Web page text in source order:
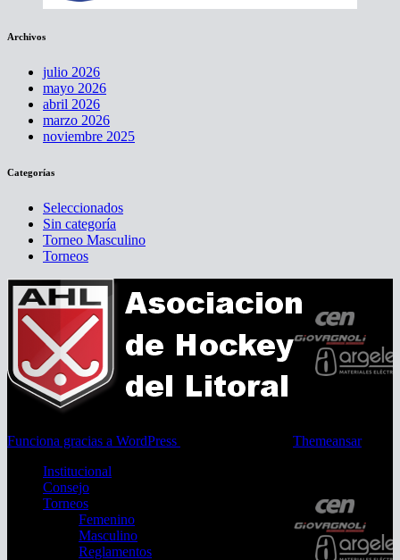
Archivos
julio 2026
mayo 2026
abril 2026
marzo 2026
noviembre 2025
Categorías
Seleccionados
Sin categoría
Torneo Masculino
Torneos
Funciona gracias a WordPress
Themeansar
Institucional
Consejo
Torneos
Femenino
Masculino
Reglamentos